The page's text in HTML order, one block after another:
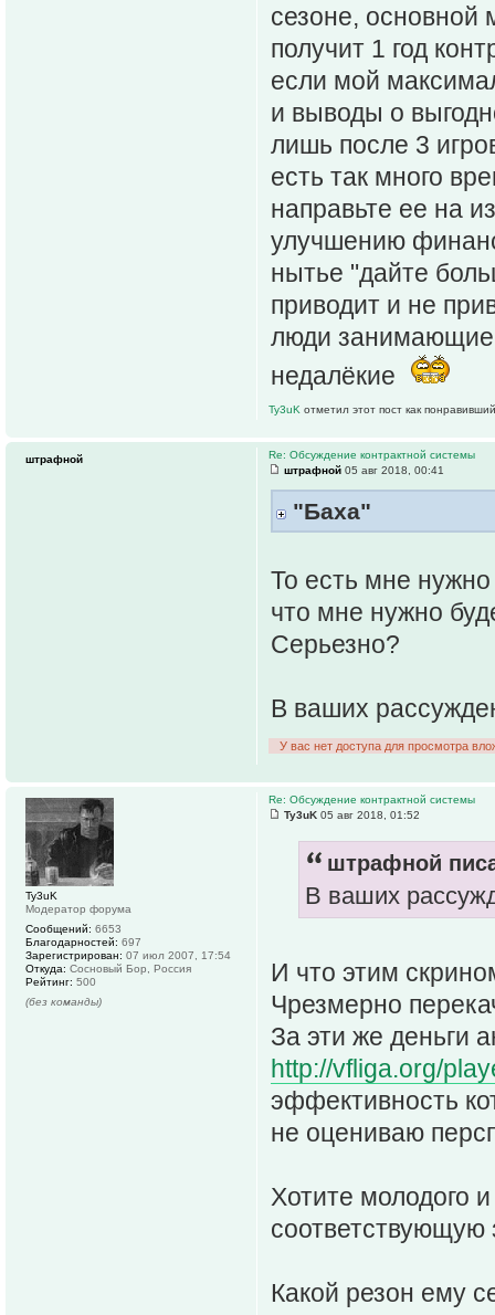
сезоне, основной
получит 1 год
если мой
и выводы о
лишь после 3
есть так много
направьте ее на
улучшению
нытье "дайте
приводит и не
люди
недалёкие
Ty3uK отметил этот пост как
Re: Обсуждение контрактной системы
штрафной 05 авг 2018, 00:41
"Баха"
То есть мне
что мне нужно
Серьезно?
В ваших
У вас нет доступа для просмотра
штрафной
Re: Обсуждение контрактной системы
Ty3uK 05 авг 2018, 01:52
штрафной
В ваших
И что этим
Чрезмерно
За эти же деньги
http://vfliga.org/
эффективность
не оцениваю
Хотите молодого
соответствующую
Какой резон ему
Ty3uK
Модератор форума
Сообщений: 6653
Благодарностей: 697
Зарегистрирован: 07 июл 2007, 17:54
Откуда: Сосновый Бор, Россия
Рейтинг: 500
(без команды)